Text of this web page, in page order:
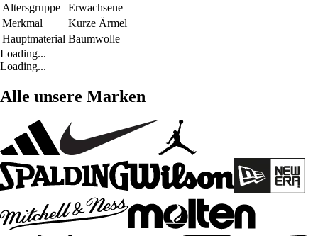
Altersgruppe
Erwachsene
Merkmal
Kurze Ärmel
Hauptmaterial Baumwolle
Loading...
Loading...
Alle unsere Marken